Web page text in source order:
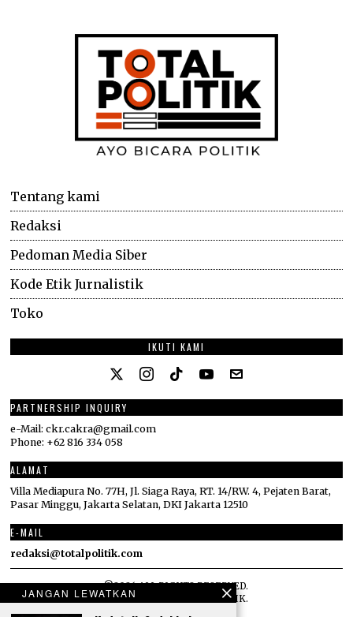
Tentang kami
Redaksi
Pedoman Media Siber
Kode Etik Jurnalistik
Toko
IKUTI KAMI
PARTNERSHIP INQUIRY
e-Mail: ckr.cakra@gmail.com
Phone: +62 816 334 058
ALAMAT
Villa Mediapura No. 77H, Jl. Siaga Raya, RT. 14/RW. 4, Pejaten Barat,
Pasar Minggu, Jakarta Selatan, DKI Jakarta 12510
E-MAIL
redaksi@totalpolitik.com
©2026ALL RIGHTS RESERVED.
DESIGNED BY
TOTAL POLITIK.
JANGAN LEWATKAN